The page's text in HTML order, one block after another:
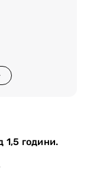
1,5 години.